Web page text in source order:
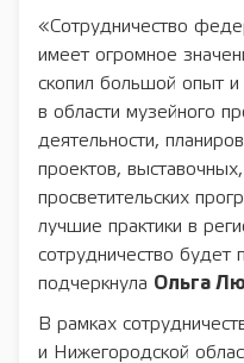
«Сотрудничество
имеет огромное
скопил большой опыт и
в области музейного
деятельности,
проектов,
просветительских
лучшие практики в
сотрудничество
подчеркнула Ольга
В рамках
и Нижегородской